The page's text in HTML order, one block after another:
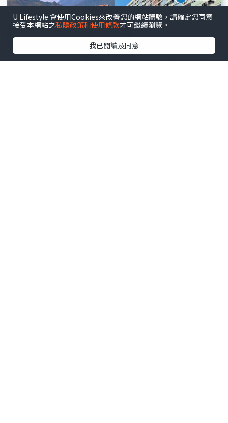
U Lifestyle 會使用Cookies來改善您的網站體驗，請確定您同意
接受本網站之私隱政策和使用條款才可繼續瀏覽。
我已閱讀及同意